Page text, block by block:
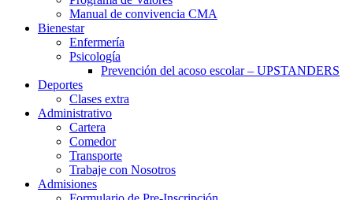
Manual de convivencia CMA
Bienestar
Enfermería
Psicología
Prevención del acoso escolar – UPSTANDERS
Deportes
Clases extra
Administrativo
Cartera
Comedor
Transporte
Trabaje con Nosotros
Admisiones